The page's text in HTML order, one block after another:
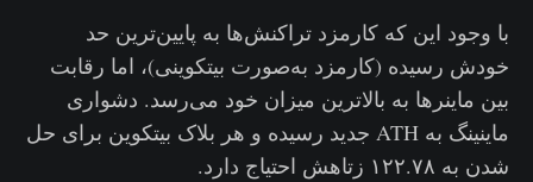
با وجود این که کارمزد تراکنش‌ها به پایین‌ترین حد
خودش رسیده (کارمزد به‌صورت بیتکوینی)، اما رقابت
بین ماینرها به بالاترین میزان خود می‌رسد. دشواری
ماینینگ به ATH جدید رسیده و هر بلاک بیتکوین برای حل
شدن به ۱۲۲.۷۸ زتاهش احتیاج دارد.